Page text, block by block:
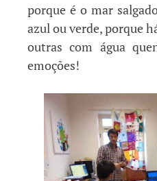
porque é o mar
azul ou verde, porque
outras com água
emoções!